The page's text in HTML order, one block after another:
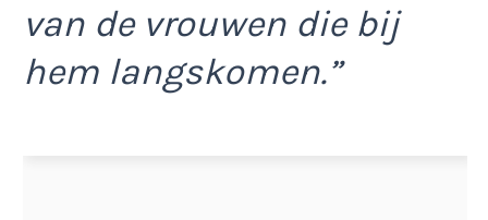
van de vrouwen die bij
hem langskomen.”